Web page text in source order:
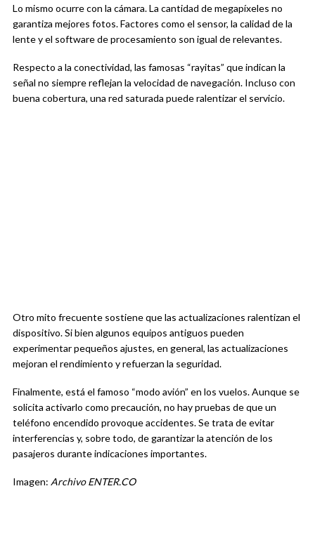
Lo mismo ocurre con la cámara. La cantidad de megapíxeles no
garantiza mejores fotos. Factores como el sensor, la calidad de la
lente y el software de procesamiento son igual de relevantes.
Respecto a la conectividad, las famosas “rayitas” que indican la
señal no siempre reflejan la velocidad de navegación. Incluso con
buena cobertura, una red saturada puede ralentizar el servicio.
Otro mito frecuente sostiene que las actualizaciones ralentizan el
dispositivo. Si bien algunos equipos antiguos pueden
experimentar pequeños ajustes, en general, las actualizaciones
mejoran el rendimiento y refuerzan la seguridad.
Finalmente, está el famoso “modo avión” en los vuelos. Aunque se
solicita activarlo como precaución, no hay pruebas de que un
teléfono encendido provoque accidentes. Se trata de evitar
interferencias y, sobre todo, de garantizar la atención de los
pasajeros durante indicaciones importantes.
Imagen: Archivo ENTER.CO